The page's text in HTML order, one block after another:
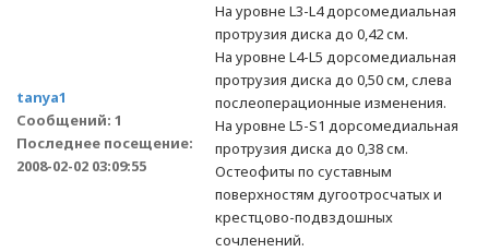
tanya1
Сообщений: 1
Последнее посещение:
2008-02-02 03:09:55
На уровне L3-L4 дорсомедиальная
протрузия диска до 0,42 см.
На уровне L4-L5 дорсомедиальная
протрузия диска до 0,50 см, слева
послеоперационные изменения.
На уровне L5-S1 дорсомедиальная
протрузия диска до 0,38 см.
Остеофиты по суставным
поверхностям дугоотросчатых и
крестцово-подвздошных
сочленений.